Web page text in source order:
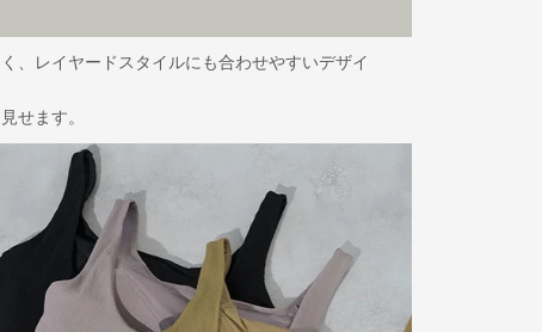
、レイヤードスタイルにも合わせやすいデザイ
せます。